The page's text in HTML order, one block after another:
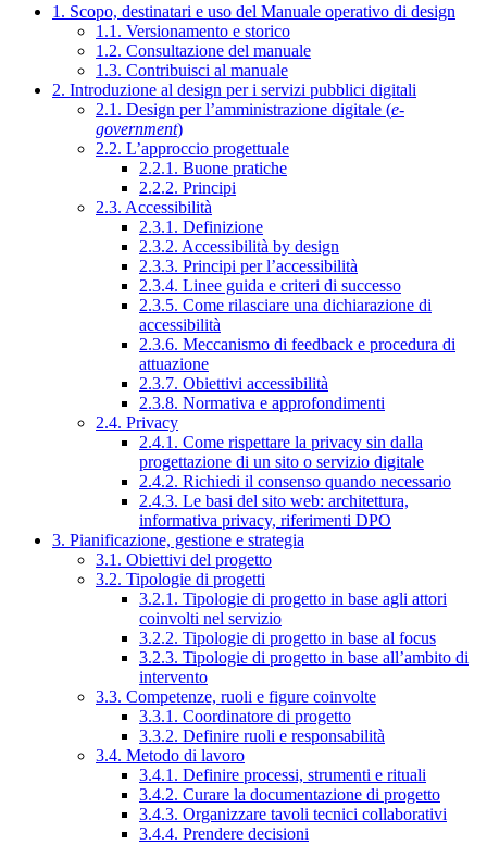
1. Scopo, destinatari e uso del Manuale operativo di design
1.1. Versionamento e storico
1.2. Consultazione del manuale
1.3. Contribuisci al manuale
2. Introduzione al design per i servizi pubblici digitali
2.1. Design per l’amministrazione digitale (e-
government)
2.2. L’approccio progettuale
2.2.1. Buone pratiche
2.2.2. Principi
2.3. Accessibilità
2.3.1. Definizione
2.3.2. Accessibilità by design
2.3.3. Principi per l’accessibilità
2.3.4. Linee guida e criteri di successo
2.3.5. Come rilasciare una dichiarazione di
accessibilità
2.3.6. Meccanismo di feedback e procedura di
attuazione
2.3.7. Obiettivi accessibilità
2.3.8. Normativa e approfondimenti
2.4. Privacy
2.4.1. Come rispettare la privacy sin dalla
progettazione di un sito o servizio digitale
2.4.2. Richiedi il consenso quando necessario
2.4.3. Le basi del sito web: architettura,
informativa privacy, riferimenti DPO
3. Pianificazione, gestione e strategia
3.1. Obiettivi del progetto
3.2. Tipologie di progetti
3.2.1. Tipologie di progetto in base agli attori
coinvolti nel servizio
3.2.2. Tipologie di progetto in base al focus
3.2.3. Tipologie di progetto in base all’ambito di
intervento
3.3. Competenze, ruoli e figure coinvolte
3.3.1. Coordinatore di progetto
3.3.2. Definire ruoli e responsabilità
3.4. Metodo di lavoro
3.4.1. Definire processi, strumenti e rituali
3.4.2. Curare la documentazione di progetto
3.4.3. Organizzare tavoli tecnici collaborativi
3.4.4. Prendere decisioni